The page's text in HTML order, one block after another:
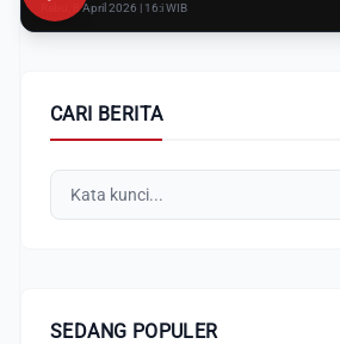
Rabu, 8 April 2026 | 16:i WIB
CARI BERITA
SEDANG POPULER